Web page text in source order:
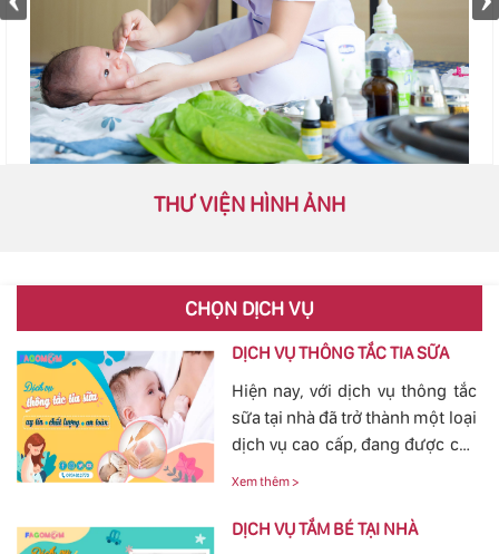
THƯ VIỆN HÌNH ẢNH
CHỌN DỊCH VỤ
DỊCH VỤ THÔNG TẮC TIA SỮA
Hiện nay, với dịch vụ thông tắc
sữa tại nhà đã trở thành một loại
dịch vụ cao cấp, đang được các
phổ biến. Với việc thông tắc tia
Xem thêm >
DỊCH VỤ TẮM BÉ TẠI NHÀ